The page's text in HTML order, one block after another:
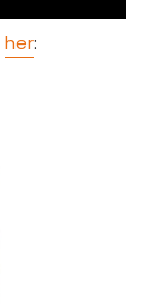
her: